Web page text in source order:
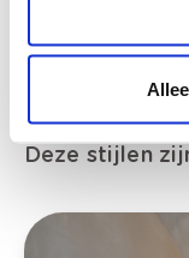
Krijg
Deze stijlen